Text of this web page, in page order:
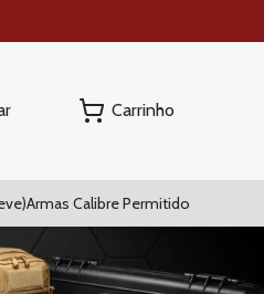
Armas Calibre Permitido